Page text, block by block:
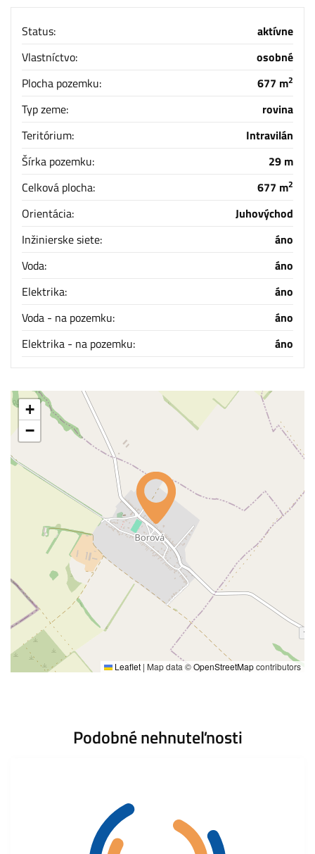
Status:
aktívne
Vlastníctvo:
osobné
Plocha pozemku:
677 m2
Typ zeme:
rovina
Teritórium:
Intravilán
Šírka pozemku:
29 m
Celková plocha:
677 m2
Orientácia:
Juhovýchod
Inžinierske siete:
áno
Voda:
áno
Elektrika:
áno
Voda - na pozemku:
áno
Elektrika - na pozemku:
áno
+
−
Leaflet | Map data ©OpenStreetMapcontributors
Podobné nehnuteľnosti